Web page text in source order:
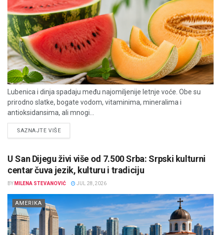
Lubenica i dinja spadaju među najomiljenije letnje voće. Obe su
prirodno slatke, bogate vodom, vitaminima, mineralima i
antioksidansima, ali mnogi...
SAZNAJTE VIŠEDETAILS
U San Dijegu živi više od 7.500 Srba: Srpski kulturni
centar čuva jezik, kulturu i tradiciju
BY MILENA STEVANOVIĆ JUL 28, 2026
AMERIKA